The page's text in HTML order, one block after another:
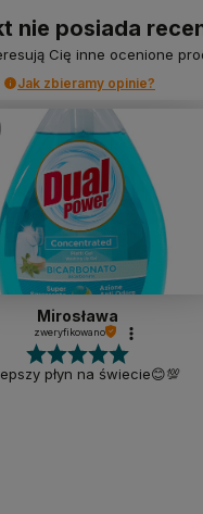
nie posiada
Cię inne ocenione
Jak zbieramy opinie?
Mirosława
zweryfikowano
płyn na świecie😊💯